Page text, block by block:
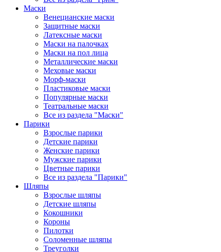
Маски
Венецианские маски
Защитные маски
Латексные маски
Маски на палочках
Маски на пол лица
Металлические маски
Меховые маски
Морф-маски
Пластиковые маски
Популярные маски
Театральные маски
Все из раздела "Маски"
Парики
Взрослые парики
Детские парики
Женские парики
Мужские парики
Цветные парики
Все из раздела "Парики"
Шляпы
Взрослые шляпы
Детские шляпы
Кокошники
Короны
Пилотки
Соломенные шляпы
Треуголки